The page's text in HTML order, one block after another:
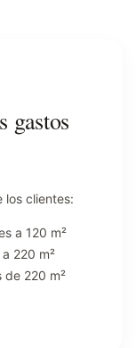
gastos
los clientes:
a 120 m²
220 m²
220 m²